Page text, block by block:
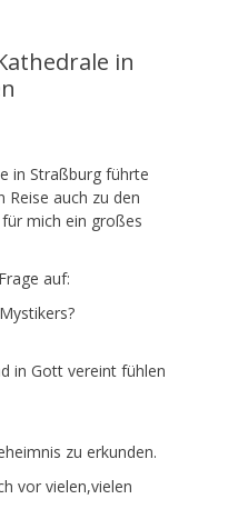
in
in Straßburg führte
Reise auch zu den
mich ein großes
auf:
in Gott vereint fühlen
zu erkunden.
vor vielen,vielen